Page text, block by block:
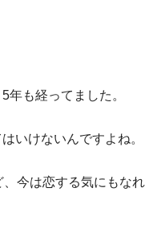
年も経ってました。
いけないんですよね。
今は恋する気にもなれ